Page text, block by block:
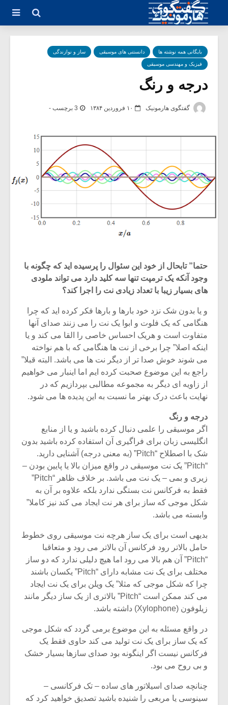
بایگانی همه نوشته ها دانستنی های موسیقی ساز و نوازندگی
فیزیک و مهندسی موسیقی
درجه و رنگ
گفتگوی هارمونیک ۱۰ فروردین ۱۳۸۴ 3 برچسب -
حتما” تابحال از خود این سئوال را پرسیده اید که چگونه با
وجود آنکه یک ترمپت تنها سه کلید دارد می تواند ملودی
های بسیار زیبا با تعداد زیادی نت را اجرا کند؟
و یا بدون شک نزد خود بارها و بارها فکر کرده اید که چرا
هنگامی که یک فلوت و ابوا یک نت را می زنند صدای آنها
متفاوت است و هریک احساس خاصی را القا می کند و یا
اینکه اصلا” چرا برخی از نت ها هنگامی که با هم نواخته
می شوند خوش صدا تر از دیگر نت ها می باشد. البته قبلا”
راجع به این موضوع صحبت کرده ایم اما اینبار می خواهیم
از زاویه ای دیگر به مجموعه مطالبی بپردازیم که در
نهایت باعث درک بهتر ما نسبت به این پدیده ها می شود.
درجه و رنگ
اگر موسیقی را علمی دنبال کرده باشید و یا از منابع
انگلیسی زبان برای فراگیری آن استفاده کرده باشید بدون
شک با اصطلاح “Pitch” (به معنی درجه) آشنایی دارید.
“Pitch” یک نت موسیقی در واقع میزان بالا یا پایین بودن –
زیری و بمی – یک نت می باشد. بر خلاف ظاهر “Pitch”
فقط به فرکانس نت بستگی ندارد بلکه علاوه بر آن به
شکل موجی که ساز برای هر نت ایجاد می کند نیز کاملا”
وابسته می باشد.
بدیهی است برای یک ساز هرچه نت موسیقی روی خطوط
حامل بالاتر رود فرکانس آن بالاتر می رود و متعاقبا
“Pitch” آن هم بالا می رود اما هیچ دلیلی ندارد که دو ساز
مختلف برای یک نت مشابه دارای “Pitch” یکسان باشند
چرا که شکل موجی که مثلا” یک ویلن برای یک نت ایجاد
می کند ممکن است “Pitch” بالاتری از یک ساز دیگر مانند
زیلوفون (Xylophone) داشته باشد.
در واقع مسئله به این موضوع برمی گردد که شکل موجی
که یک ساز برای یک نت تولید می کند حاوی فقط یک
فرکانس نیست اگر اینگونه بود صدای سازها بسیار خشک
و بی روح می بود.
چنانچه صدای اسیلاتور های ساده – تک فرکانسی –
سینوسی یا مربعی را شنیده باشید تصدیق خواهید کرد که
میکلوش روژا
یادداشتی بر موسیقی
شیش و نیم»
برگزار